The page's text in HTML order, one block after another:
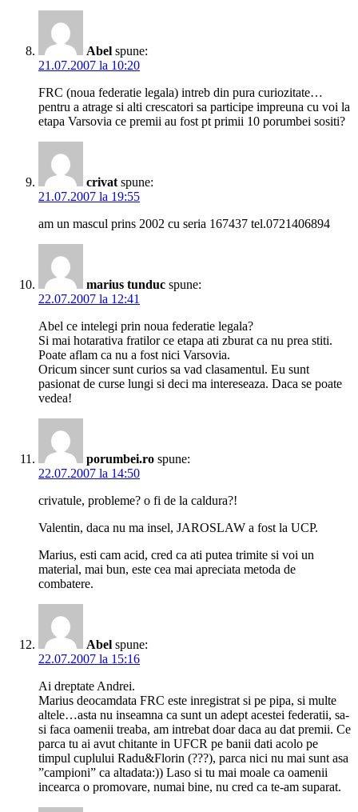
Abel spune:
21.07.2007 la 10:20
FRC (noua federatie legala) intreb din pura curiozitate…
pentru a atrage si alti crescatori sa participe impreuna cu voi la
etapa Varsovia ce premii au fost pt primii 10 porumbei sositi?
crivat spune:
21.07.2007 la 19:55
am un mascul prins 2002 cu seria 167437 tel.0721406894
marius tunduc spune:
22.07.2007 la 12:41
Abel ce intelegi prin noua federatie legala?
Si mai hotarativa fratilor ce etapa ati zburat ca nu prea stiti.
Poate aflam ca nu a fost nici Varsovia.
Oricum sincer sunt curios sa vad clasamentul. Eu sunt
pasionat de curse lungi si deci ma intereseaza. Daca se poate
vedea!
porumbei.ro spune:
22.07.2007 la 14:50
crivatule, probleme? o fi de la caldura?!
Valentin, daca nu ma insel, JAROSLAW a fost la UCP.
Marius, esti cam acid, cred ca ati putea trimite si voi un
material, mai bun, este cea mai apreciata metoda de
combatere.
Abel spune:
22.07.2007 la 15:16
Ai dreptate Andrei.
Marius deocamdata FRC este inregistrat si pe pipa, si multe
altele…asta nu inseamna ca sunt un adept acestei federatii, sa-
si faca oamenii treaba, am intrebat doar daca au dat premii. Ce
parca tu ai avut chitante in UFCR pe banii dati acolo pe
timpul cuplului Radu&Florin (???), parca nici nu mai sunt asa
”campioni” ca altadata:)) Laso si tu mai moale ca oamenii
incearca o promovare, numai bine, nu cred ca te-am suparat.